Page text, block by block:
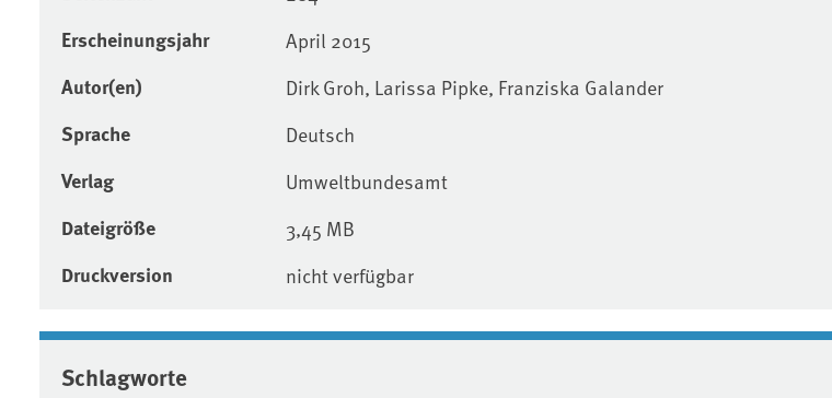
Erscheinungsjahr April 2015
Autor(en) Dirk Groh, Larissa Pipke, Franziska Galander
Sprache Deutsch
Verlag Umweltbundesamt
Dateigröße 3,45 MB
Druckversion nicht verfügbar
Schlagworte